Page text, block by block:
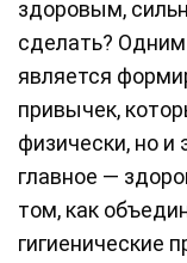
здоровым,
сделать?
является
привычек,
физически, но и
главное —
том, как
гигиенические